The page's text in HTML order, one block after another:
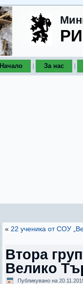
Начало За нас
« 22 ученика от СОУ
Втора
Велико
Публикувано на